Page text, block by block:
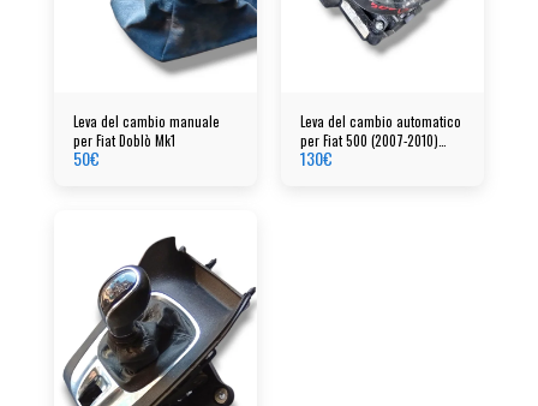
Leva del cambio manuale
per Fiat Doblò Mk1
50€
Leva del cambio automatico
per Fiat 500 (2007-2010)
cod: 07354679020
130€